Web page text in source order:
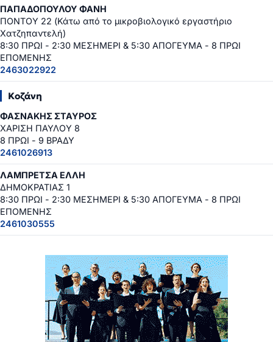
ΠΑΠΑΔΟΠΟΥΛΟΥ ΦΑΝΗ
ΠΟΝΤΟΥ 22 (Κάτω από το μικροβιολογικό εργαστήριο
Χατζηπαντελή)
8:30 ΠΡΩΙ - 2:30 ΜΕΣΗΜΕΡΙ & 5:30 ΑΠΟΓΕΥΜΑ - 8 ΠΡΩΙ
ΕΠΟΜΕΝΗΣ
2463022922
Κοζάνη
ΦΑΣΝΑΚΗΣ ΣΤΑΥΡΟΣ
ΧΑΡΙΣΗ ΠΑΥΛΟΥ 8
8 ΠΡΩΙ - 9 ΒΡΑΔΥ
2461026913
ΛΑΜΠΡΕΤΣΑ ΕΛΛΗ
ΔΗΜΟΚΡΑΤΙΑΣ 1
8:30 ΠΡΩΙ - 2:30 ΜΕΣΗΜΕΡΙ & 5:30 ΑΠΟΓΕΥΜΑ - 8 ΠΡΩΙ
ΕΠΟΜΕΝΗΣ
2461030555